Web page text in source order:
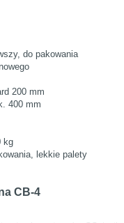
do pakowania
200 mm
400 mm
kg
lekkie palety
CB-4